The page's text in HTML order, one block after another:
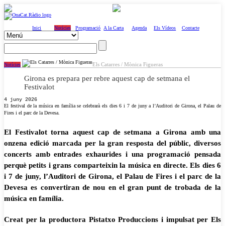
Inici Notícies Programació A la Carta Agenda Els Vídeos Contacte
Notícies Els Catarres / Mònica Figueras
Girona es prepara per rebre aquest cap de setmana el
Festivalot
4 juny 2026
El festival de la música en família se celebrarà els dies 6 i 7 de juny a l’Auditori de Girona, el Palau de
Fires i el parc de la Devesa.
El Festivalot torna aquest cap de setmana a Girona amb una
onzena edició marcada per la gran resposta del públic, diversos
concerts amb entrades exhaurides i una programació pensada
perquè petits i grans comparteixin la música en directe. Els dies 6
i 7 de juny, l’Auditori de Girona, el Palau de Fires i el parc de la
Devesa es convertiran de nou en el gran punt de trobada de la
música en família.
Creat per la productora Pistatxo Produccions i impulsat per Els